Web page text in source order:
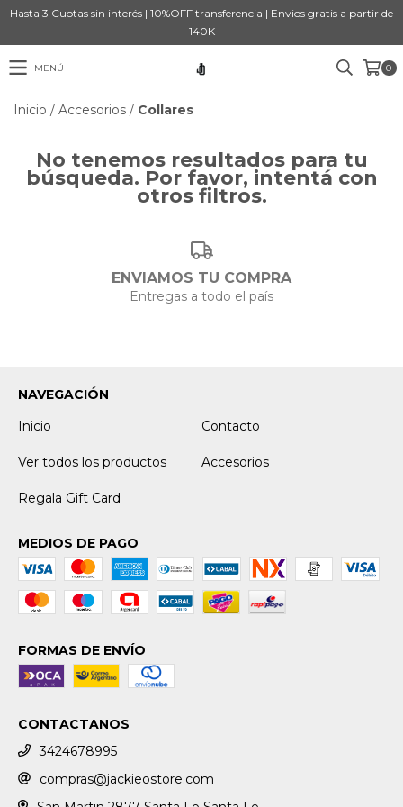
Hasta 3 Cuotas sin interés | 10%OFF transferencia | Envios gratis a partir de
140K
MENÚ 0
Inicio / Accesorios / Collares
No tenemos resultados para tu
búsqueda. Por favor, intentá con
otros filtros.
ENVIAMOS TU COMPRA
Entregas a todo el país
NAVEGACIÓN
Inicio
Contacto
Ver todos los productos Accesorios
Regala Gift Card
MEDIOS DE PAGO
FORMAS DE ENVÍO
CONTACTANOS
3424678995
compras@jackieostore.com